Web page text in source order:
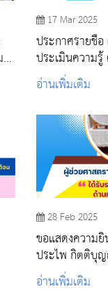
17 Mar 2025
ประกาศรายชื่
ประเมินความ
สมรรถนะ (ตำ
อ่านเพิ่มเติม
28 Feb 2025
ขอแสดงความ
ประไพ กิตติบุญ
อาจารย์ต้นแบ
อ่านเพิ่มเติม